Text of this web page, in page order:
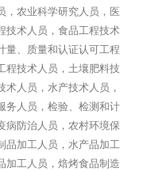
，农业科学研究人员，医
技术人员，食品工程技术
量、质量和认证认可工程
程技术人员，土壤肥料技
人员，水产技术人员，
务人员，检验、检测和计
病防治人员，农村环境保
品加工人员，水产品加工
加工人员，焙烤食品制造